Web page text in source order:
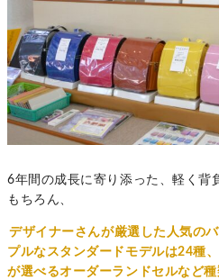
6年間の成長に寄り添った、軽く背
もちろん、
デザイナーさんが厳選した人気の
プルなスタンダードモデルは24種
が選べるオーダーランドセルなど種